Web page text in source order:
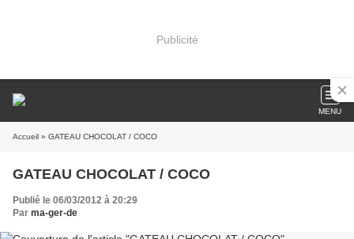
Publicité
MENU
Accueil » GATEAU CHOCOLAT / COCO
GATEAU CHOCOLAT / COCO
Publié le 06/03/2012 à 20:29
Par ma-ger-de